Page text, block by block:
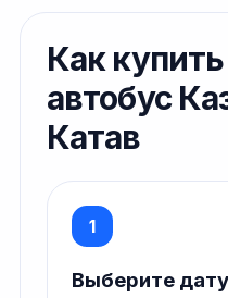
Как
автобус
Катав
1
Выберите дату